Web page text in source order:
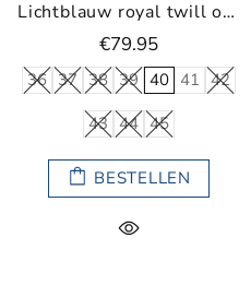
Lichtblauw royal twill overhemd
€79.95
36 37 38 39 40 41 42
43 44 45
BESTELLEN